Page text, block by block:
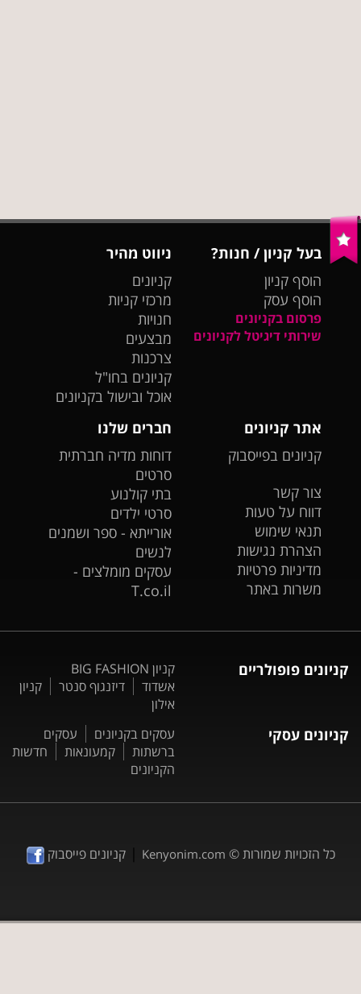
בעל קניון / חנות?
הוסף קניון
הוסף עסק
פרסום בקניונים
שירותי דיגיטל לקניונים
ניווט מהיר
קניונים
מרכזי קניות
חנויות
מבצעים
צרכנות
קניונים בחו"ל
אוכל ובישול בקניונים
אתר קניונים
קניונים בפייסבוק
צור קשר
דווח על טעות
תנאי שימוש
הצהרת נגישות
מדיניות פרטיות
משרות באתר
חברים שלנו
דוחות מדיה חברתית
סרטים
בתי קולנוע
סרטי ילדים
אורייתא - ספר ושמנים
לנשים
עסקים מומלצים -
T.co.il
קניונים פופולריים
קניון BIG FASHION
אשדוד
דיזנגוף סנטר
קניון
אילון
קניונים עסקי עסקים בקניונים
עסקים
ברשתות
קמעונאות
חדשות
הקניונים
כל הזכויות שמורות © Kenyonim.com
|קניונים פייסבוק